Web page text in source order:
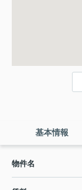
基本情報
物件名